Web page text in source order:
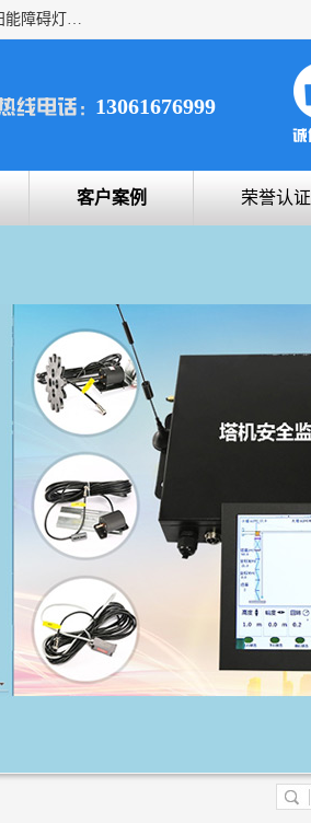
上海宇叶电子科技有限公司是吊钩视频监控、升降机监控、卸料平台监控、塔吊防碰撞、黑匣子防碰撞、风速仪，太阳能障碍灯安全提示灯等一系列升降机的常用配件产品专业研发生产加工的公司，拥有完整、科学的质量管理体系。
13061676999
客户案例 荣誉认证